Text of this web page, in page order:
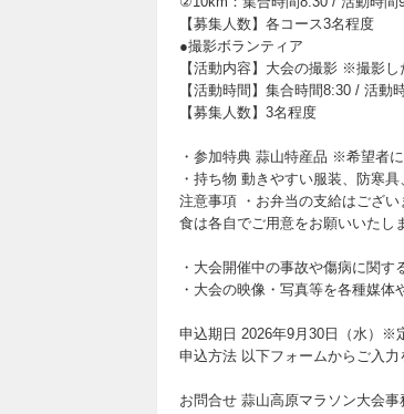
【募集人数】各コース3名程度
●撮影ボランティア
【活動内容】大会の撮影 ※撮影
【活動時間】集合時間8:30 / 活動
【募集人数】3名程度
・参加特典 蒜山特産品 ※希望者
・持ち物 動きやすい服装、防寒
注意事項 ・お弁当の支給はござ
食は各自でご用意をお願いいたし
・大会開催中の事故や傷病に関す
・大会の映像・写真等を各種媒体
申込期日 2026年9月30日（水）※
申込方法 以下フォームからご入力
お問合せ 蒜山高原マラソン大会